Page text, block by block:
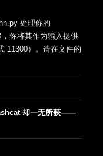
处理你的
你将其作为输入提供
11300）。请在文件的
却一无所获——